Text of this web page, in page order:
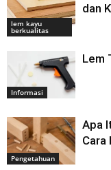
lem kayu
berkualitas
dan
Informasi
Lem
Pengetahuan
Apa
Cara